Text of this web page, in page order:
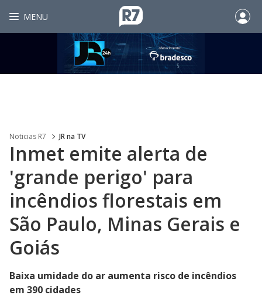
MENU
Noticias R7 JR na TV
Inmet emite alerta de
'grande perigo' para
incêndios florestais em
São Paulo, Minas Gerais e
Goiás
Baixa umidade do ar aumenta risco de incêndios
em 390 cidades